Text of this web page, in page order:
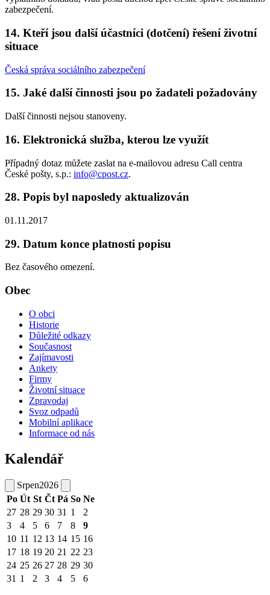
zabezpečení.
14. Kteří jsou další účastníci (dotčení) řešení životní
situace
Česká správa sociálního zabezpečení
15. Jaké další činnosti jsou po žadateli požadovány
Další činnosti nejsou stanoveny.
16. Elektronická služba, kterou lze využít
Případný dotaz můžete zaslat na e-mailovou adresu Call centra
České pošty, s.p.: info@cpost.cz.
28. Popis byl naposledy aktualizován
01.11.2017
29. Datum konce platnosti popisu
Bez časového omezení.
Obec
O obci
Historie
Důležité odkazy
Současnost
Zajímavosti
Ankety
Firmy
Životní situace
Zpravodaj
Svoz odpadů
Mobilní aplikace
Informace od nás
Kalendář
Srpen2026
Po Út St Čt Pá So Ne
27 28 29 30 31 1
2
3
4 5 6 7 8
9
10 11 12 13 14 15 16
17 18 19 20 21 22 23
24 25 26 27 28 29 30
31 1 2 3 4 5 6